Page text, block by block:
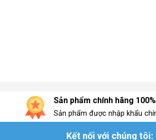
Sản phẩm chính hãng 100%
Sản phẩm được nhập khẩu
Kết nối với chúng tôi: